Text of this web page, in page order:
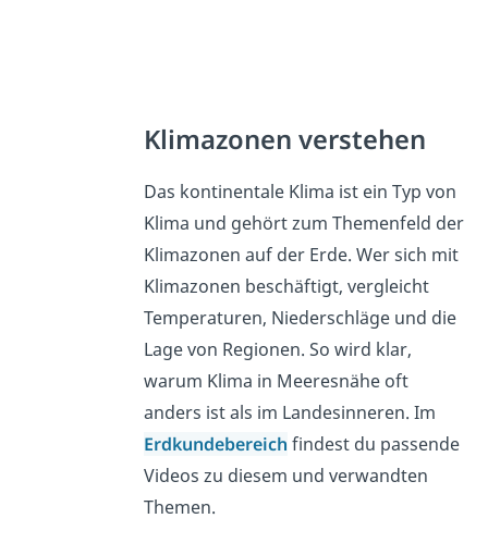
Klimazonen verstehen
Das kontinentale Klima ist ein Typ von
Klima und gehört zum Themenfeld der
Klimazonen auf der Erde. Wer sich mit
Klimazonen beschäftigt, vergleicht
Temperaturen, Niederschläge und die
Lage von Regionen. So wird klar,
warum Klima in Meeresnähe oft
anders ist als im Landesinneren. Im
Erdkundebereich findest du passende
Videos zu diesem und verwandten
Themen.